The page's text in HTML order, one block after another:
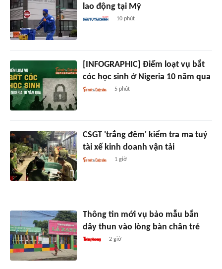
lao động tại Mỹ
10 phút
[INFOGRAPHIC] Điểm loạt vụ bắt
cóc học sinh ở Nigeria 10 năm qua
5 phút
CSGT 'trắng đêm' kiểm tra ma tuý
tài xế kinh doanh vận tải
1 giờ
Thông tin mới vụ bảo mẫu bắn
dây thun vào lòng bàn chân trẻ
2 giờ